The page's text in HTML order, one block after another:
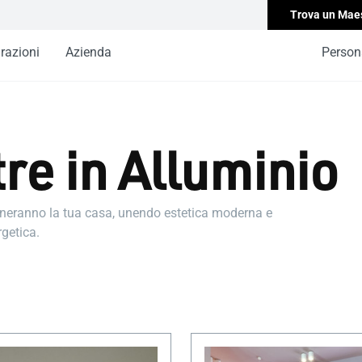
Trova un
Azienda
in Alluminio
la tua casa, unendo estetica moderna e